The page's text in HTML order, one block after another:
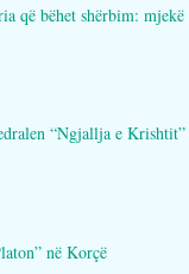
bëhet shërbim: mjekë
“Ngjallja e Krishtit”
në Korçë